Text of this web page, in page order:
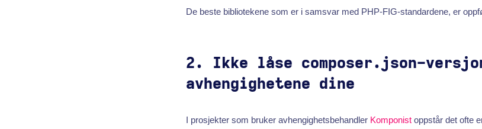
De beste bibliotekene som er i samsvar med PHP-FIG-standardene, er
2. Ikke låse composer.json-
avhengighetene dine
I prosjekter som bruker avhengighetsbehandler Komponistoppstår det ofte